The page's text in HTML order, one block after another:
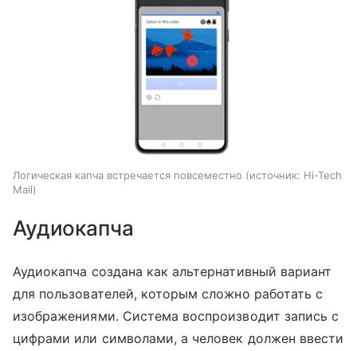
Логическая капча встречается повсеместно источник: Hi-Tech
Mail
Аудиокапча
Аудиокапча создана как альтернативный вариант
для пользователей, которым сложно работать с
изображениями. Система воспроизводит запись с
цифрами или символами, а человек должен ввести